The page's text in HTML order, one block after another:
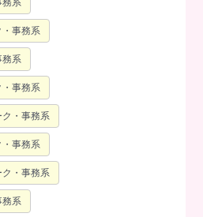
務系
・事務系
務系
・事務系
・事務系
・事務系
・事務系
務系